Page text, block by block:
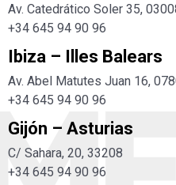
Av. Catedrático Soler 35,
+34 645 94 90 96
Ibiza – Illes Balears
Av. Abel Matutes Juan 16,
+34 645 94 90 96
Gijón – Asturias
C/ Sahara, 20, 33208
+34 645 94 90 96